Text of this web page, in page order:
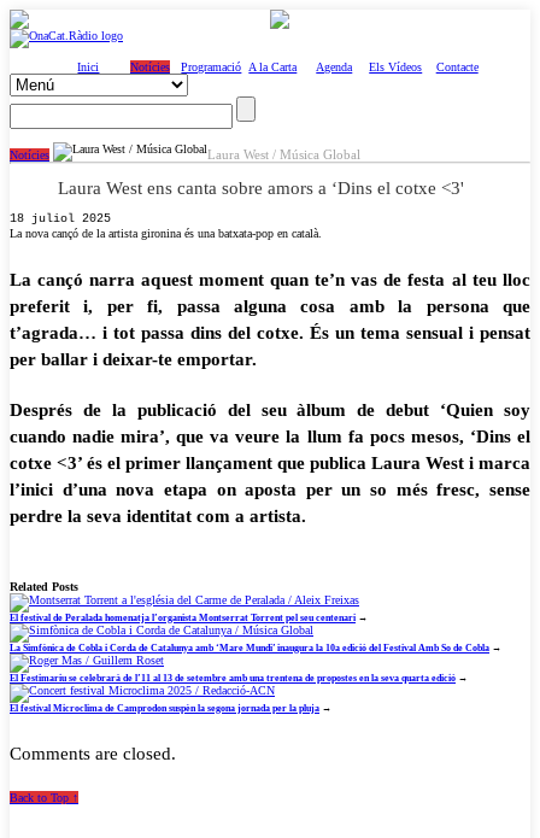
Inici Notícies Programació A la Carta Agenda Els Vídeos Contacte
Notícies Laura West / Música Global
Laura West ens canta sobre amors a ‘Dins el cotxe <3'
18 juliol 2025
La nova cançó de la artista gironina és una batxata-pop en català.
La cançó narra aquest moment quan te’n vas de festa al teu lloc
preferit i, per fi, passa alguna cosa amb la persona que
t’agrada… i tot passa dins del cotxe. És un tema sensual i pensat
per ballar i deixar-te emportar.
Després de la publicació del seu àlbum de debut ‘Quien soy
cuando nadie mira’, que va veure la llum fa pocs mesos, ‘Dins el
cotxe <3’ és el primer llançament que publica Laura West i marca
l’inici d’una nova etapa on aposta per un so més fresc, sense
perdre la seva identitat com a artista.
Related Posts
El festival de Peralada homenatja l’organista Montserrat Torrent pel seu centenari →
La Simfònica de Cobla i Corda de Catalunya amb ‘Mare Mundi’ inaugura la 10a edició del Festival Amb So de Cobla →
El Festimariu se celebrarà de l’11 al 13 de setembre amb una trentena de propostes en la seva quarta edició →
El festival Microclima de Camprodon suspèn la segona jornada per la pluja →
Comments are closed.
Back to Top ↑